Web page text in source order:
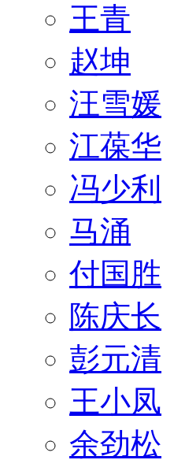
王青
赵坤
汪雪媛
江葆华
冯少利
马涌
付国胜
陈庆长
彭元清
王小凤
余劲松